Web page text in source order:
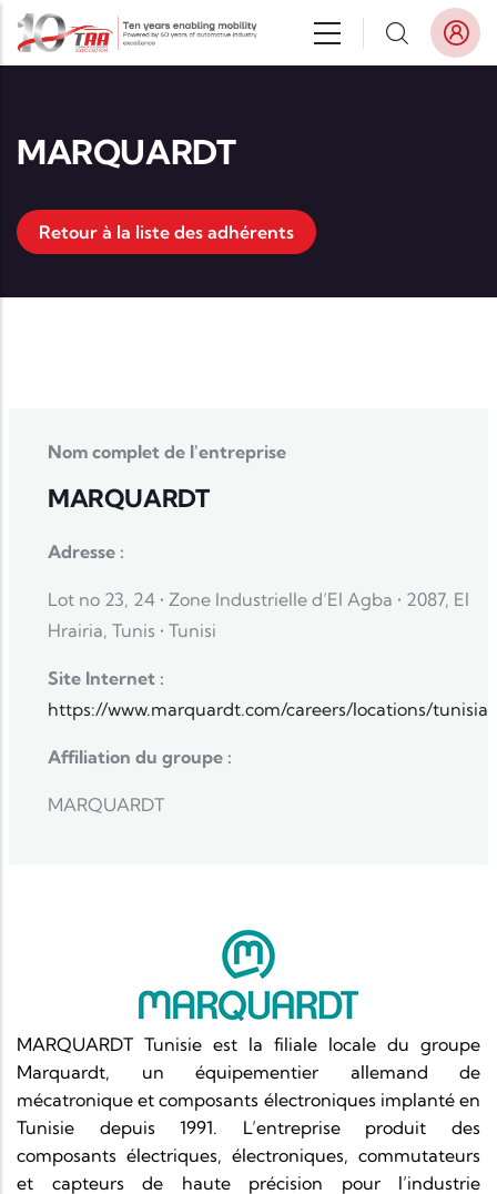
Aller au contenu principal
MARQUARDT
Retour à la liste des adhérents
Nom complet de l'entreprise
MARQUARDT
Adresse :
Lot no 23, 24 • Zone Industrielle d’El Agba • 2087, El
Hrairia, Tunis • Tunisi
Site Internet :
https://www.marquardt.com/careers/locations/tunisia
Affiliation du groupe :
MARQUARDT
MARQUARDT Tunisie est la filiale locale du groupe
Marquardt, un équipementier allemand de
mécatronique et composants électroniques implanté en
Tunisie depuis 1991. L’entreprise produit des
composants électriques, électroniques, commutateurs
et capteurs de haute précision pour l’industrie